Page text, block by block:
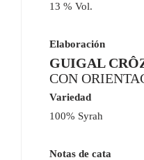
13 % Vol.
Elaboración
GUIGAL
CON
Variedad
100% Syrah
Notas de cata